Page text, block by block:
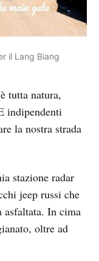
il Lang Biang
tutta natura,
indipendenti
la nostra strada
stazione radar
jeep russi che
asfaltata. In cima
oltre ad